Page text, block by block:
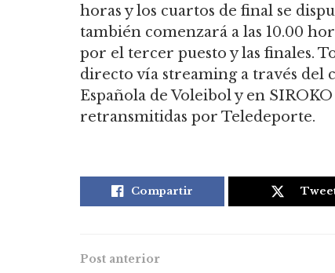
horas y los cuartos de final se
también comenzará a las 10.00
por el tercer puesto y las finales.
directo vía streaming a través del
Española de Voleibol y en
retransmitidas por Teledeporte.
Compartir
Post anterior